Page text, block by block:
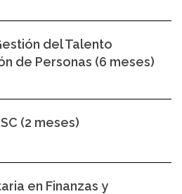
del Talento
de Personas (6 meses)
(2 meses)
en Finanzas y